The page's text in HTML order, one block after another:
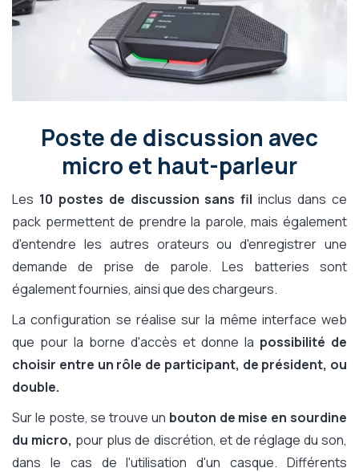
Poste de discussion avec
micro et haut-parleur
Les 10 postes de discussion sans fil inclus dans ce
pack permettent de prendre la parole, mais également
d'entendre les autres orateurs ou d'enregistrer une
demande de prise de parole. Les batteries sont
également fournies, ainsi que des chargeurs.
La configuration se réalise sur la même interface web
que pour la borne d'accès et donne la possibilité de
choisir entre un rôle de participant, de président, ou
double.
Sur le poste, se trouve un bouton de mise en sourdine
du micro, pour plus de discrétion, et de réglage du son,
dans le cas de l'utilisation d'un casque. Différents